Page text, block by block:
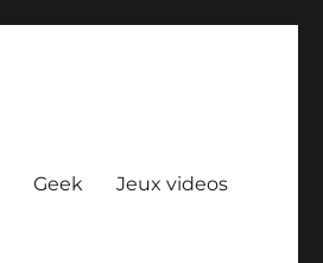
Geek Jeux videos